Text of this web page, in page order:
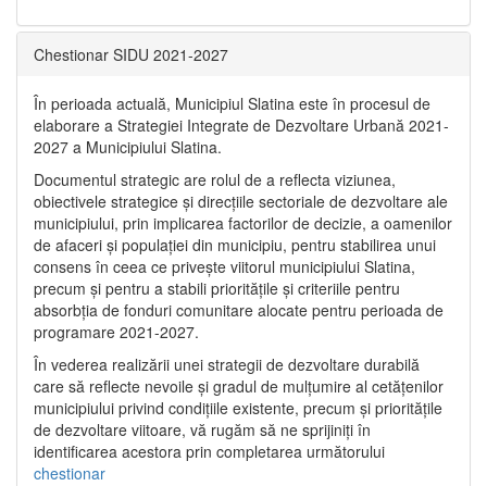
Chestionar SIDU 2021-2027
În perioada actuală, Municipiul Slatina este în procesul de
elaborare a Strategiei Integrate de Dezvoltare Urbană 2021‐
2027 a Municipiului Slatina.
Documentul strategic are rolul de a reflecta viziunea,
obiectivele strategice și direcțiile sectoriale de dezvoltare ale
municipiului, prin implicarea factorilor de decizie, a oamenilor
de afaceri și populației din municipiu, pentru stabilirea unui
consens în ceea ce privește viitorul municipiului Slatina,
precum și pentru a stabili prioritățile și criteriile pentru
absorbția de fonduri comunitare alocate pentru perioada de
programare 2021-2027.
În vederea realizării unei strategii de dezvoltare durabilă
care să reflecte nevoile și gradul de mulțumire al cetățenilor
municipiului privind condițiile existente, precum și prioritățile
de dezvoltare viitoare, vă rugăm să ne sprijiniți în
identificarea acestora prin completarea următorului
chestionar